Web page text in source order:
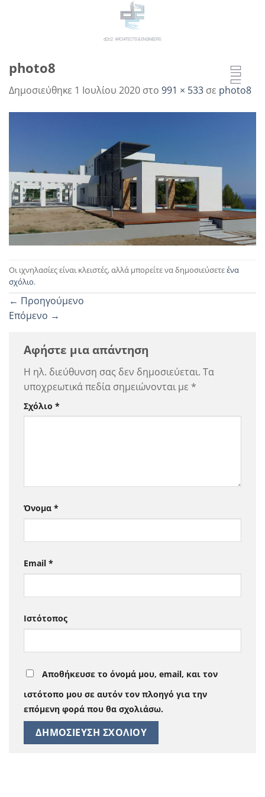
photo8
Δημοσιεύθηκε 1 Ιουλίου 2020 στο 991 × 533 σε photo8
Οι ιχνηλασίες είναι κλειστές, αλλά μπορείτε να δημοσιεύσετεένα
σχόλιο.
← Προηγούμενο
Επόμενο →
Αφήστε μια απάντηση
Η ηλ. διεύθυνση σας δεν δημοσιεύεται. Τα
υποχρεωτικά πεδία σημειώνονται με *
Σχόλιο *
Όνομα *
Email *
Ιστότοπος
Αποθήκευσε το όνομά μου, email, και τον
ιστότοπο μου σε αυτόν τον πλοηγό για την
επόμενη φορά που θα σχολιάσω.